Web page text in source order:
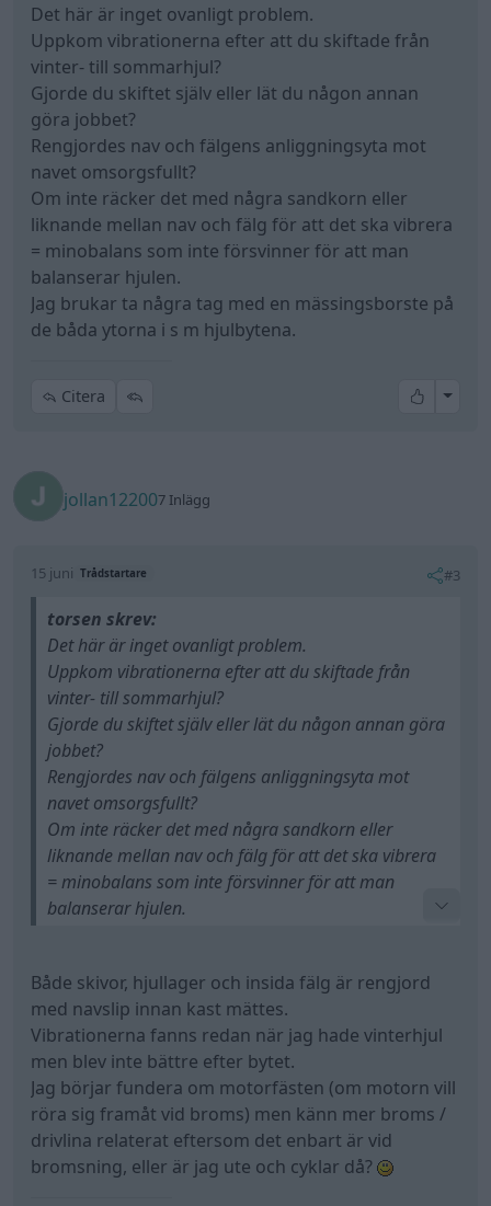
Det här är inget ovanligt problem.
Uppkom vibrationerna efter att du skiftade från
vinter- till sommarhjul?
Gjorde du skiftet själv eller lät du någon annan
göra jobbet?
Rengjordes nav och fälgens anliggningsyta mot
navet omsorgsfullt?
Om inte räcker det med några sandkorn eller
liknande mellan nav och fälg för att det ska vibrera
= minobalans som inte försvinner för att man
balanserar hjulen.
Jag brukar ta några tag med en mässingsborste på
de båda ytorna i s m hjulbytena.
Citera All
jollan122007 Inlägg
15 juni Trådstartare #3
torsen skrev:
Det här är inget ovanligt problem.
Uppkom vibrationerna efter att du skiftade från
vinter- till sommarhjul?
Gjorde du skiftet själv eller lät du någon annan göra
jobbet?
Rengjordes nav och fälgens anliggningsyta mot
navet omsorgsfullt?
Om inte räcker det med några sandkorn eller
liknande mellan nav och fälg för att det ska vibrera
= minobalans som inte försvinner för att man
balanserar hjulen.
Både skivor, hjullager och insida fälg är rengjord
med navslip innan kast mättes.
Vibrationerna fanns redan när jag hade vinterhjul
men blev inte bättre efter bytet.
Jag börjar fundera om motorfästen (om motorn vill
röra sig framåt vid broms) men känn mer broms /
drivlina relaterat eftersom det enbart är vid
bromsning, eller är jag ute och cyklar då?